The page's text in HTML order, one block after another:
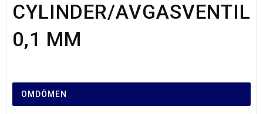
CYLINDER/AVGASVENTIL
0,1 MM
OMDÖMEN